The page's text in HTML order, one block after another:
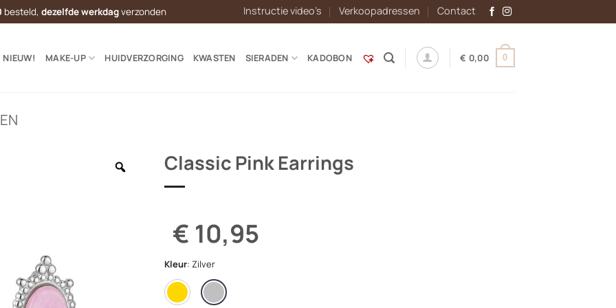
besteld, dezelfde werkdagverzonden Instructie video’s Verkoopadressen Contact
NIEUW! MAKE-UP HUIDVERZORGING KWASTEN SIERADEN KADOBON € 0,00 0
Classic Pink Earrings
€ 10,95
Kleur: Zilver